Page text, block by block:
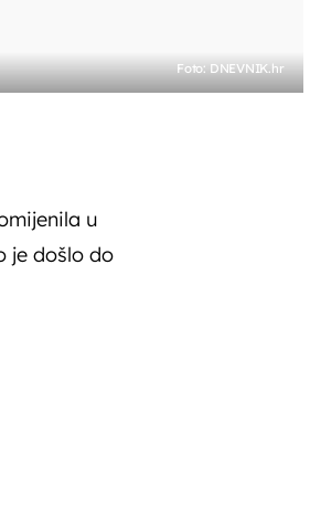
Foto: DNEVNIK.hr
u
je došlo do